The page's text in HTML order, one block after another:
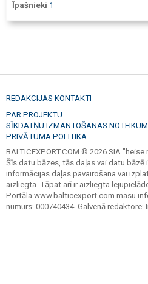
Īpašnieki 1
REDAKCIJAS KONTAKTI
PAR PROJEKTU
SĪKDATŅU IZMANTOŠANAS
PRIVĀTUMA POLITIKA
BALTICEXPORT.COM © 2026 SIA
Šīs datu bāzes, tās daļas vai datu bāzē
informācijas daļas pavairošana vai
aizliegta. Tāpat arī ir aizliegta
Portāla www.balticexport.com masu
numurs: 000740434. Galvenā redaktore: